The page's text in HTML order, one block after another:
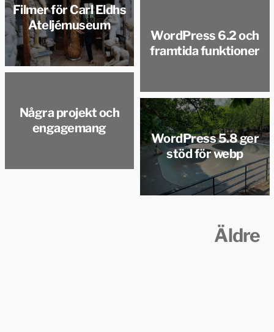
Filmer för Carl Eldhs
Ateljémuseum
WordPress 6.2 och
framtida funktioner
Några projekt och
engagemang
WordPress 5.8 ger
stöd för webp
Äldre